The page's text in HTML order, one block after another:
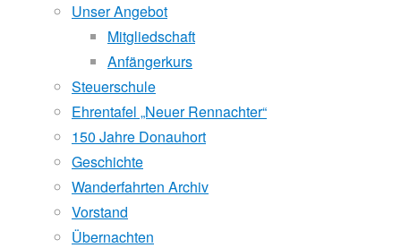
Unser Angebot
Mitgliedschaft
Anfängerkurs
Steuerschule
Ehrentafel „Neuer Rennachter“
150 Jahre Donauhort
Geschichte
Wanderfahrten Archiv
Vorstand
Übernachten
Euro-
Masters-
Regatta
Liegt der Wasserstand in Korneuburg (KORN)
beim Donauhort nicht gerudert.
Pegelstände (DoRIS)
Seichtstellen
Schleusenstatus
Windfinder Kuchelauer Hafen
Mitglied der